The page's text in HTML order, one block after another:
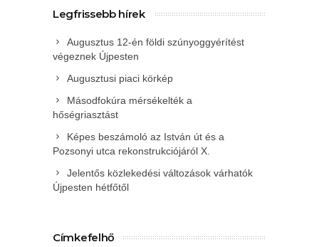
Legfrissebb hírek
Augusztus 12-én földi szúnyoggyérítést
végeznek Újpesten
Augusztusi piaci körkép
Másodfokúra mérsékelték a
hőségriasztást
Képes beszámoló az István út és a
Pozsonyi utca rekonstrukciójáról X.
Jelentős közlekedési változások várhatók
Újpesten hétfőtől
Címkefelhő